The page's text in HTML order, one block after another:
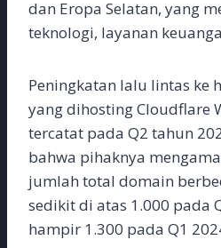
dan Eropa Selatan, yang
teknologi, layanan
Peningkatan lalu lintas ke
yang dihosting Cloudflare
tercatat pada Q2 tahun
bahwa pihaknya
jumlah total domain
sedikit di atas 1.000 pada
hampir 1.300 pada Q1